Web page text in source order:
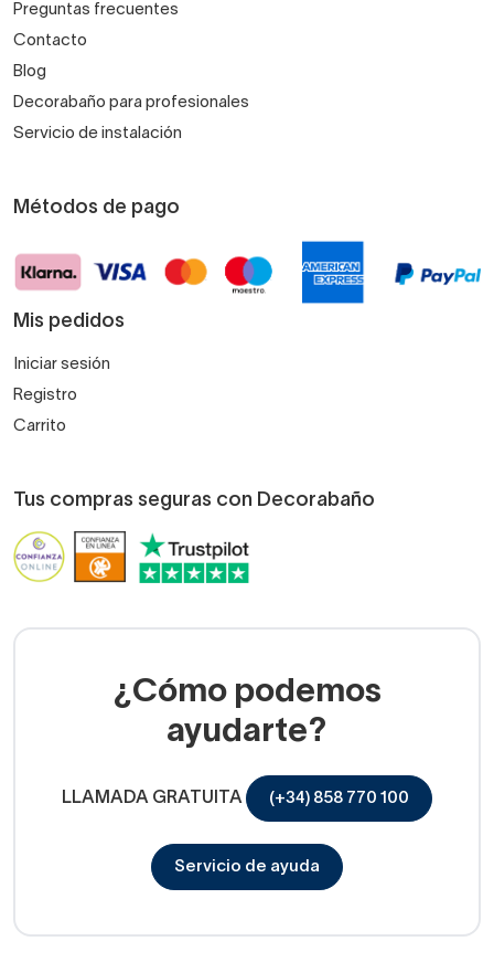
Preguntas frecuentes
Contacto
Blog
Decorabaño para profesionales
Servicio de instalación
Métodos de pago
Mis pedidos
Iniciar sesión
Registro
Carrito
Tus compras seguras con Decorabaño
¿Cómo podemos
ayudarte?
LLAMADA GRATUITA (+34) 858 770 100
Servicio de ayuda